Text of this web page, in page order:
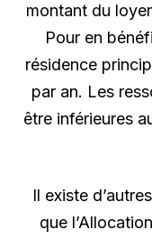
montant du
Pour en
résidence
par an. Les
être inférieures
Il existe
que